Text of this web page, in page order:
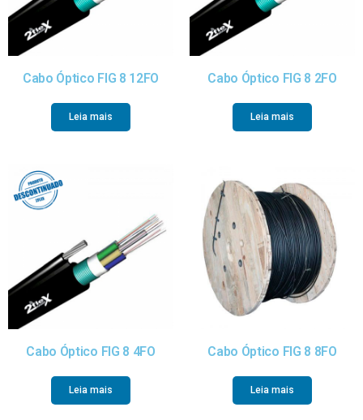
Cabo Óptico FIG 8 12FO
Leia mais
Cabo Óptico FIG 8 2FO
Leia mais
Cabo Óptico FIG 8 4FO
Leia mais
Cabo Óptico FIG 8 8FO
Leia mais